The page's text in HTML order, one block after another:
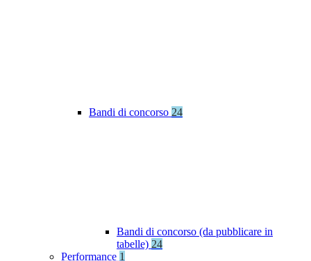
Bandi di concorso 24
Bandi di concorso (da pubblicare in
tabelle) 24
Performance 1